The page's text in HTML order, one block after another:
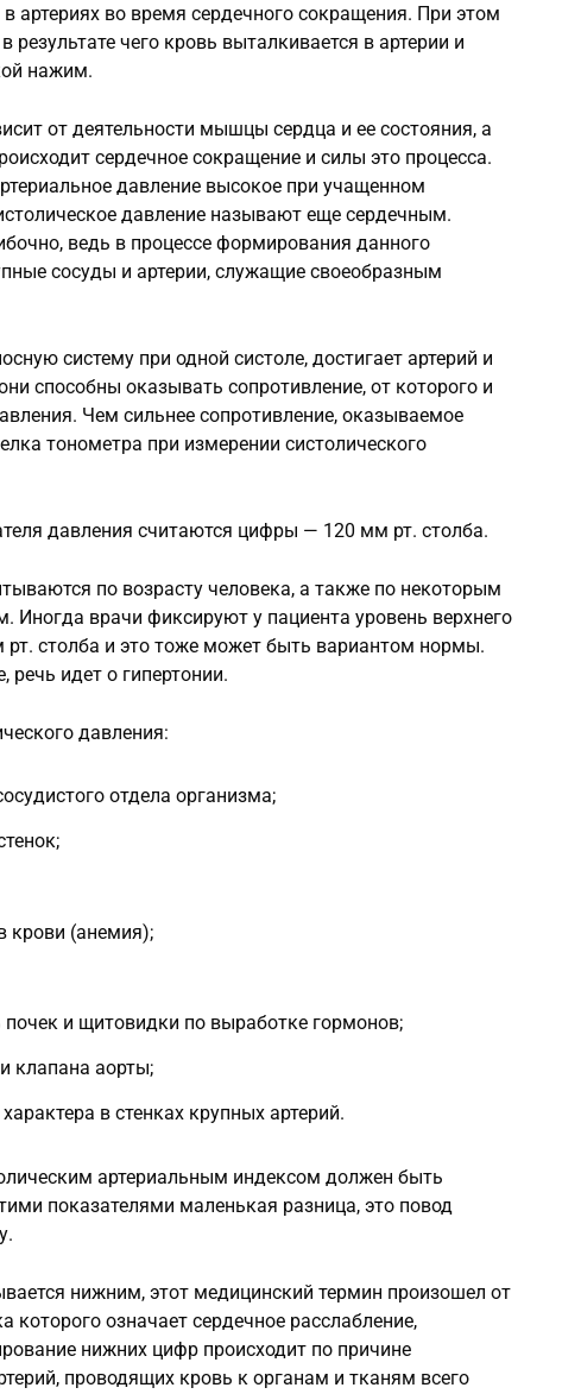
в артериях во время сердечного сокращения. При этом
чего кровь выталкивается в артерии и
нажим.
от деятельности мышцы сердца и ее состояния, а
сердечное сокращение и силы это процесса.
давление высокое при учащенном
давление называют еще сердечным.
ведь в процессе формирования данного
сосуды и артерии, служащие своеобразным
систему при одной систоле, достигает артерий и
способны оказывать сопротивление, от которого и
Чем сильнее сопротивление, оказываемое
тонометра при измерении систолического
давления считаются цифры — 120 мм рт. столба.
по возрасту человека, а также по некоторым
Иногда врачи фиксируют у пациента уровень верхнего
рт. столба и это тоже может быть вариантом нормы.
речь идет о гипертонии.
давления:
отдела организма;
крови (анемия);
почек и щитовидки по выработке гормонов;
клапана аорты;
в стенках крупных артерий.
артериальным индексом должен быть
показателями маленькая разница, это повод
нижним, этот медицинский термин произошел от
означает сердечное расслабление,
нижних цифр происходит по причине
проводящих кровь к органам и тканям всего